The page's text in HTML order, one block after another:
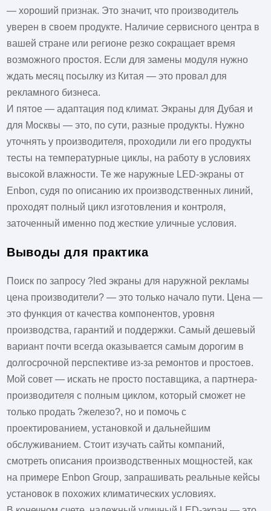
— хороший признак. Это значит, что производитель
уверен в своем продукте. Наличие сервисного центра в
вашей стране или регионе резко сокращает время
возможного простоя. Если для замены модуля нужно
ждать месяц посылку из Китая — это провал для
рекламного бизнеса.
И пятое — адаптация под климат. Экраны для Дубая и
для Москвы — это, по сути, разные продукты. Нужно
уточнять у производителя, проходили ли его продукты
тесты на температурные циклы, на работу в условиях
высокой влажности. Те же наружные LED-экраны от
Enbon, судя по описанию их производственных линий,
проходят полный цикл изготовления и контроля,
заточенный именно под жесткие уличные условия.
Выводы для практика
Поиск по запросу ?led экраны для наружной рекламы
цена производители? — это только начало пути. Цена —
это функция от качества компонентов, уровня
производства, гарантий и поддержки. Самый дешевый
вариант почти всегда оказывается самым дорогим в
долгосрочной перспективе из-за ремонтов и простоев.
Мой совет — искать не просто поставщика, а партнера-
производителя с полным циклом, который сможет не
только продать ?железо?, но и помочь с
проектированием, установкой и дальнейшим
обслуживанием. Стоит изучать сайты компаний,
смотреть описания производственных мощностей, как
на примере Enbon Group, запрашивать реальные кейсы
установок в похожих климатических условиях.